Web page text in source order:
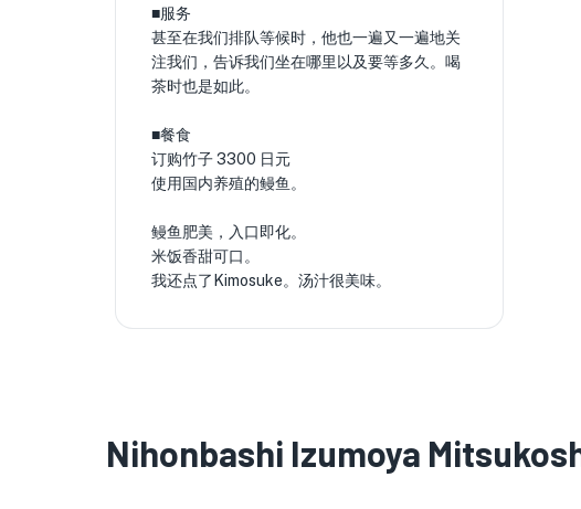
■服务
甚至在我们排队等候时，他也一遍又一遍地关
注我们，告诉我们坐在哪里以及要等多久。喝
茶时也是如此。
■餐食
订购竹子 3300 日元
使用国内养殖的鳗鱼。
鳗鱼肥美，入口即化。
米饭香甜可口。
我还点了Kimosuke。汤汁很美味。
Nihonbashi Izumoya